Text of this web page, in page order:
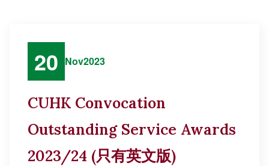
公告20 Nov2023
CUHK Convocation
Outstanding Service Awards
2023/24 (只有英文版)